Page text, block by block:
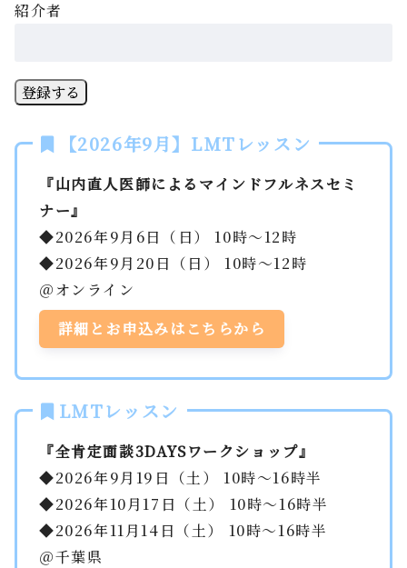
紹介者
登録する
【2026年9月】LMTレッスン
『山内直人医師によるマインドフルネスセミ
ナー』
◆2026年9月6日（日） 10時～12時
◆2026年9月20日（日） 10時～12時
＠オンライン
詳細とお申込みはこちらから
LMTレッスン
『全肯定面談3DAYSワークショップ』
◆2026年9月19日（土） 10時～16時半
◆2026年10月17日（土） 10時～16時半
◆2026年11月14日（土） 10時～16時半
＠千葉県